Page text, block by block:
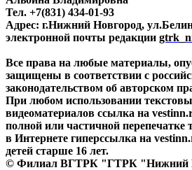
Тел. +7(831) 434-01-93
Адрес: г.Нижний Новгород,
электронной почты редакции
Все права на любые материалы,
защищены в соответствии с
законодательством об авторском
При любом использовании
видеоматериалов ссылка на
полной или частичной перепечатке
в Интернете гиперссылка на
детей старше 16 лет.
© Филиал ВГТРК "ГТРК "Нижний